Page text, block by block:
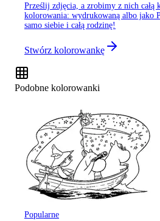
Prześlij zdjęcia, a zrobimy z nich całą
kolorowania: wydrukowaną albo jako
samo siebie i całą rodzinę!
Stwórz kolorowankę
Podobne kolorowanki
Popularne